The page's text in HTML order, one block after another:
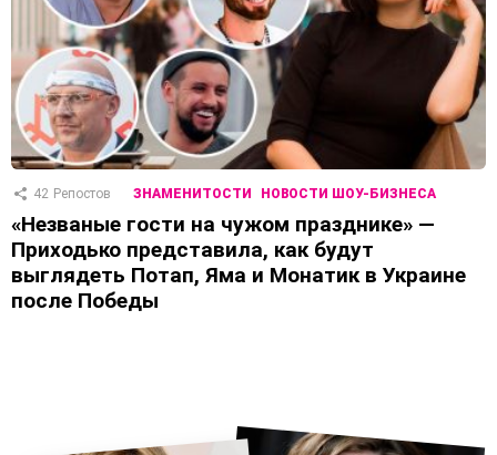
42 Репостов ЗНАМЕНИТОСТИ НОВОСТИ ШОУ-БИЗНЕСА
«Незваные гости на чужом празднике» —
Приходько представила, как будут
выглядеть Потап, Яма и Монатик в Украине
после Победы